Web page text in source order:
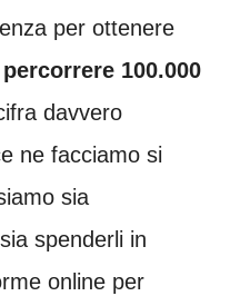
per ottenere
100.000
davvero
ne facciamo si
sia
spenderli in
online per